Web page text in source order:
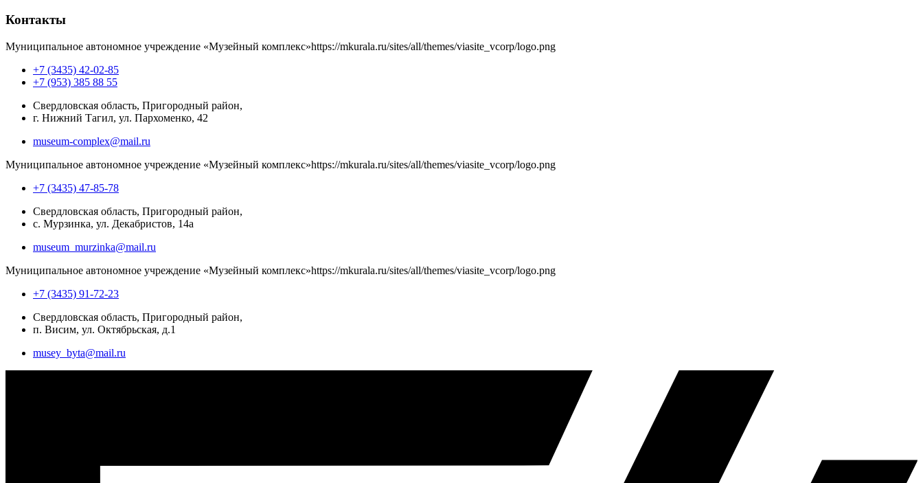
Контакты
Муниципальное автономное учреждение «Музейный комплекс»https://mkurala.ru/sites/all/themes/viasite_vcorp/logo.png
+7 (3435) 42-02-85
+7 (953) 385 88 55
Свердловская область, Пригородный район,
г. Нижний Тагил, ул. Пархоменко, 42
museum-complex@mail.ru
Муниципальное автономное учреждение «Музейный комплекс»https://mkurala.ru/sites/all/themes/viasite_vcorp/logo.png
+7 (3435) 47-85-78
Свердловская область, Пригородный район,
с. Мурзинка, ул. Декабристов, 14а
museum_murzinka@mail.ru
Муниципальное автономное учреждение «Музейный комплекс»https://mkurala.ru/sites/all/themes/viasite_vcorp/logo.png
+7 (3435) 91-72-23
Свердловская область, Пригородный район,
п. Висим, ул. Октябрьская, д.1
musey_byta@mail.ru